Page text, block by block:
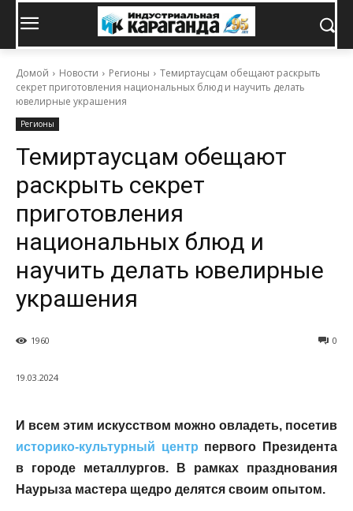
Домой Новости Регионы
Темиртаусцам обещают раскрыть
секрет приготовления национальных блюд и научить делать
ювелирные украшения
Регионы
Темиртаусцам обещают
раскрыть секрет
приготовления
национальных блюд и
научить делать ювелирные
украшения
0
1960
19.03.2024
И всем этим искусством можно овладеть, посетив
историко-культурный центр первого Президента
в городе металлургов. В рамках празднования
Наурыза мастера щедро делятся своим опытом.